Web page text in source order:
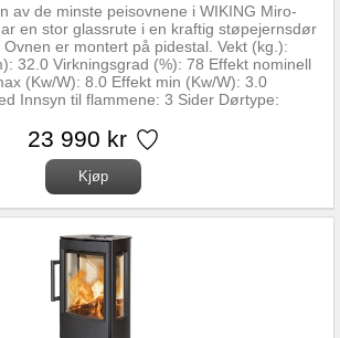
av de minste peisovnene i WIKING Miro-
en stor glassrute i en kraftig støpejernsdør
er montert på pidestal. Vekt (kg.):
32.0 Virkningsgrad (%): 78 Effekt nominell
(Kw/W): 8.0 Effekt min (Kw/W): 3.0
Innsyn til flammene: 3 Sider Dørtype:
montert cm: 35.6 Avstand brennbart
90.0 Avstand brennbart materiale rygg (cm):
materiale side (cm): 52.0 Ekstern tilluft:
Merke: WIKING Garanti: 5 SKU: WI-
23 990 kr